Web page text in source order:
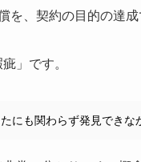
、契約の目的の達
」です。
にも関わらず発見できな